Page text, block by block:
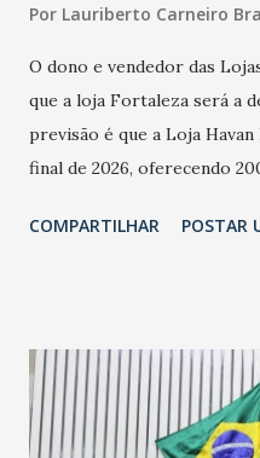
Por Lauriberto Carneiro
O dono e vendedor das
que a loja Fortaleza será a
previsão é que a Loja
final de 2026, oferecendo
Havan Fortaleza ainda não
COMPARTILHAR POSTAR